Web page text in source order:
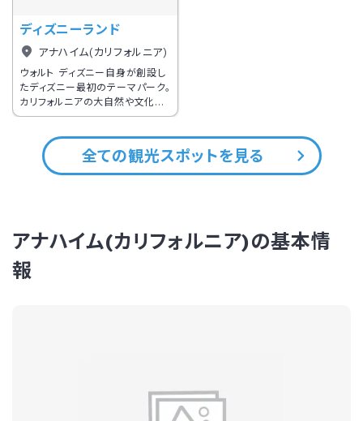
ディズニーランド
アナハイム(カリフォルニア)
ウォルト ディズニー自身が創設し
たディズニー最初のテーマパーク。
カリフォルニアの大自然や文化を
体感できるアトラクションが揃うカ
クが隣接。
全ての観光スポットを見る
アナハイム(カリフォルニア)の基本情
報